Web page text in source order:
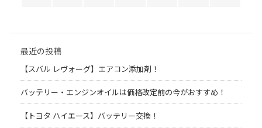
最近の投稿
【スバル レヴォーグ】エアコン添加剤！
バッテリー・エンジンオイルは価格改定前の今がおすすめ！
【トヨタ ハイエース】バッテリー交換！